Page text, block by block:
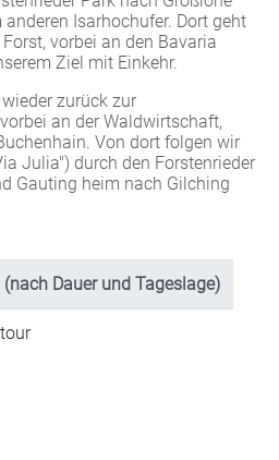
Isarhochufer. Dort geht
vorbei an den Bavaria
Ziel mit Einkehr.
zurück zur
an der Waldwirtschaft,
Von dort folgen wir
Julia") durch den Forstenrieder
Gauting heim nach Gilching
(nach Dauer und Tageslage)